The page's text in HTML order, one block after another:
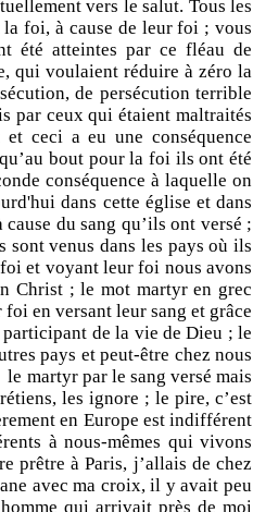
vers le salut. Tous les
la foi, à cause de leur foi ; vous
été atteintes par ce fléau de
qui voulaient réduire à zéro la
de persécution terrible
par ceux qui étaient maltraités
ceci a eu une conséquence
bout pour la foi ils ont été
conséquence à laquelle on
dans cette église et dans
cause du sang qu’ils ont versé ;
sont venus dans les pays où ils
et voyant leur foi nous avons
Christ ; le mot martyr en grec
en versant leur sang et grâce
participant de la vie de Dieu ; le
pays et peut-être chez nous
martyr par le sang versé mais
les ignore ; le pire, c’est
en Europe est indifférent
à nous-mêmes qui vivons
prêtre à Paris, j’allais de chez
avec ma croix, il y avait peu
qui arrivait près de moi